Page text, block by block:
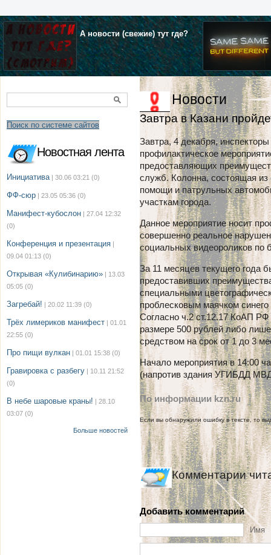
А новости (свежие) тут где?
Поиск по системе сайтов
Новостная лента
Инициатива | 30.06 03:21 (0)
ФФ-сюр | 23.05 05:36 (0)
Манифест-кубослон | 27.04 12:32
(0)
Конференция и презентация |
09.04 01:13 (0)
Открывая «Кулибинарию» | 13.03
05:05 (0)
Загребай! | 20.02 11:39 (0)
Трёх лимериков манифест | 01.01
22:55 (0)
Про пищи вулкан | 01.01 15:38 (0)
Гравировка с разбегу | 10.11 21:52
(0)
В небе шаровые краны! | 28.10
03:07 (0)
Больше новостей
Новости
Завтра в Казани
Завтра, 4 декабря,
профилактическое
предоставляющих
служб. Колонна, состоящая
помощи и патрульных
участкам города.
Данное мероприятие носит
совершенно реальное
социальных видеороликов по
За 11 месяцев текущего года
предоставивших
специальными
проблесковым маячком
Согласно ч.2 ст.12.17 КоАП
размере 500 рублей либо
средством на срок от 1 до 3
Начало мероприятия в 14:00
(напротив здания УГИБДД
По информации kzn.ru
Если вы обнаружили ошибку в тексте, то
Комментарии
Добавить комментарий
Имя